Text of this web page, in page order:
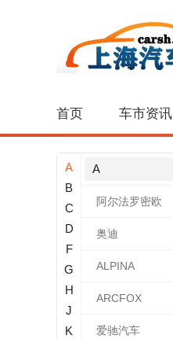
首页 车市资讯
A
B
C
D
F
G
H
J
K
A
阿尔法罗密欧
奥迪
ALPINA
ARCFOX
爱驰汽车